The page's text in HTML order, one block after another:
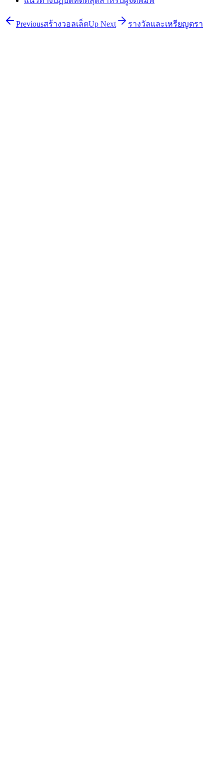
Previousสร้างวอลเล็ตUp Next รางวัลและเหรียญตรา